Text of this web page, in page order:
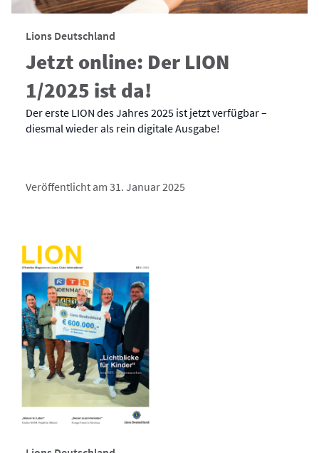
Lions Deutschland
Jetzt online: Der LION
1/2025 ist da!
Der erste LION des Jahres 2025 ist jetzt verfügbar –
diesmal wieder als rein digitale Ausgabe!
Veröffentlicht am 31. Januar 2025